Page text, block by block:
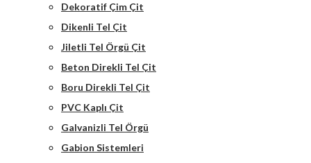
Dekoratif Çim Çit
Dikenli Tel Çit
Jiletli Tel Örgü Çit
Beton Direkli Tel Çit
Boru Direkli Tel Çit
PVC Kaplı Çit
Galvanizli Tel Örgü
Gabion Sistemleri